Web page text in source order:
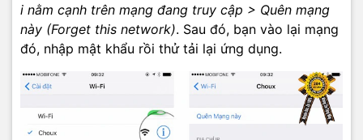
i nằm cạnh trên mạng đang truy cập > Quên mạng
này (Forget this network). Sau đó, bạn vào lại mạng
đó, nhập mật khẩu rồi thử tải lại ứng dụng.